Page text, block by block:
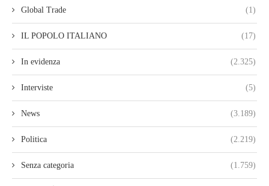
Global Trade (1)
IL POPOLO ITALIANO (17)
In evidenza (2.325)
Interviste (5)
News (3.189)
Politica (2.219)
Senza categoria (1.759)